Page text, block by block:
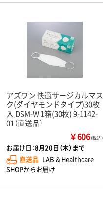
アズワン 快適サージカルマス
ク(ダイヤモンドタイプ)30枚
入 DSM-W 1箱(30枚) 9-1142-
01（直送品）
￥606（税込）
お届け日：8月20日（木）まで
直送品 LAB & Healthcare
SHOPからお届け